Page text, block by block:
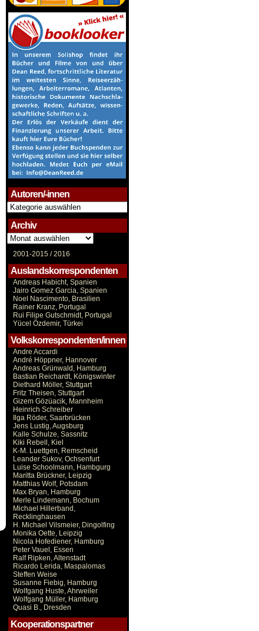
Autoren/-innen
Autoren/-
innen
Archiv
Archiv
2001-2015 /2016
Auslandskorrespondenten
Andreas Habicht, Spanien
Jairo Gomez Garcia, Spanien
Noel Nascimento, Brasilien
Rainer Kranz, Portugal
Rui Filipe Gutschmidt, Portugal
Yücel Özdemir, Türkei
Volkskorrespondenten/innen
Andre Accardi
André Höppner, Hannover
Andreas Grünwald, Hamburg
Bastian Reichardt, Königswinter
Diethard Möller, Stuttgart
Fritz Theisen, Stuttgart
Gizem Gözüacik, Mannheim
Heinrich Schreiber
Ilga Röder, Saarbrücken
Jens Lustig, Augsburg
Kalle Schulze, Sassnitz
Kiki Rebell, Kiel
K-M. Luettgen, Remscheid
Leander Sukov, Ochsenfurt
Luise Schoolmann, Hambgurg
Maritta Brückner, Leipzig
Matthias Wolf, Potsdam
Max Bryan, Hamburg
Merle Lindemann, Bochum
Michael Hillerband,
Recklinghausen
H. Michael Vilsmeier, Dingolfing
Monika Oette, Leipzig
Nicola Hofediener, Hamburg
Peter Vauel, Essen
Ralf Ripken, Altenstadt
Ricardo Lerida, Maspalomas
Steffen Weise
Susanne Fiebig, Hamburg
Wolfgang Huste, Ahrweiler
Wolfgang Müller, Hamburg
Quasi B., Dresden
Kooperationspartner